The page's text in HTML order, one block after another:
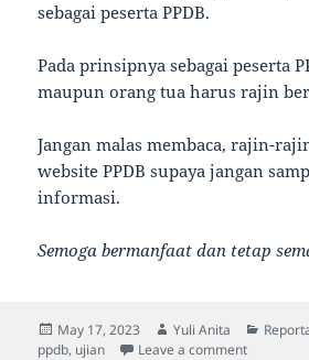
sebagai peserta PPDB.
Pada prinsipnya sebagai peserta
maupun orang tua harus rajin
Jangan malas membaca, rajin-
website PPDB supaya jangan
informasi.
Semoga bermanfaat dan tetap
Posted
on
May 17, 2023 Author
Yuli Anita
ppdb, ujian Leave a commenton